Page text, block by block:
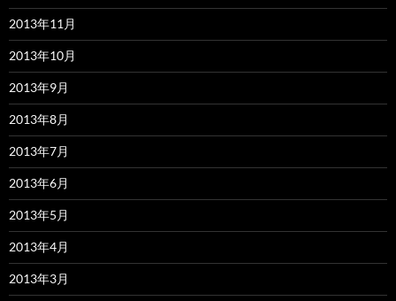
2013年11月
2013年10月
2013年9月
2013年8月
2013年7月
2013年6月
2013年5月
2013年4月
2013年3月